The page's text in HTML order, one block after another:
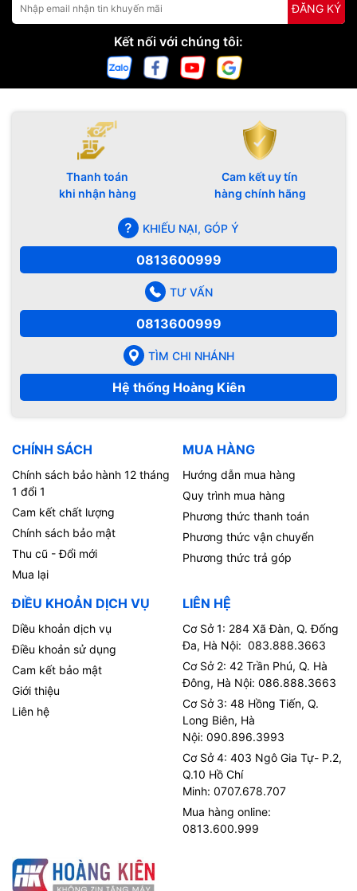
ĐĂNG KÝ
Kết nối với chúng tôi:
Thanh toán
khi nhận hàng
Cam kết uy tín
hàng chính hãng
KHIẾU NẠI, GÓP Ý
0813600999
TƯ VẤN
0813600999
TÌM CHI NHÁNH
Hệ thống Hoàng Kiên
CHÍNH SÁCH
Chính sách bảo hành 12 tháng
1 đổi 1
Cam kết chất lượng
Chính sách bảo mật
Thu cũ - Đổi mới
Mua lại
MUA HÀNG
Hướng dẫn mua hàng
Quy trình mua hàng
Phương thức thanh toán
Phương thức vận chuyển
Phương thức trả góp
ĐIỀU KHOẢN DỊCH VỤ
Diều khoản dịch vụ
Điều khoản sử dụng
Cam kết bảo mật
Giới thiệu
Liên hệ
LIÊN HỆ
Cơ Sở 1: 284 Xã Đàn, Q. Đống
Đa, Hà Nội: 083.888.3663
Cơ Sở 2: 42 Trần Phú, Q. Hà
Đông, Hà Nội: 086.888.3663
Cơ Sở 3: 48 Hồng Tiến, Q.
Long Biên, Hà
Nội: 090.896.3993
Cơ Sở 4: 403 Ngô Gia Tự- P.2,
Q.10 Hồ Chí
Minh: 0707.678.707
Mua hàng online:
0813.600.999